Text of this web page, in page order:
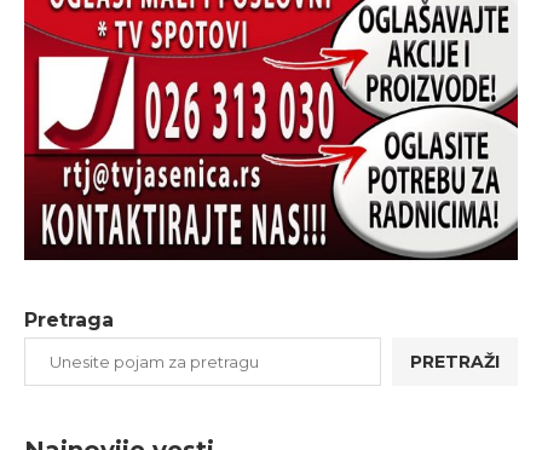
Pretraga
PRETRAŽI